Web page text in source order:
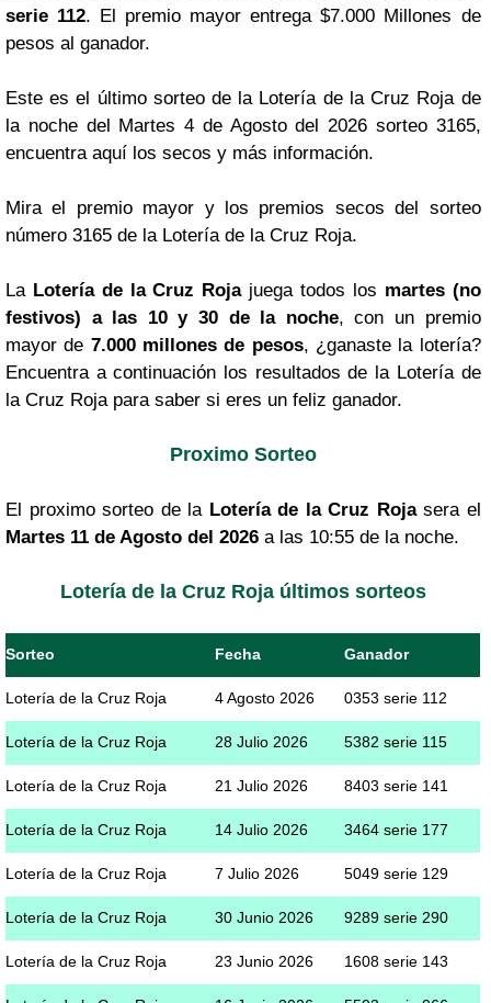
serie 112. El premio mayor entrega $7.000 Millones de
pesos al ganador.
Este es el último sorteo de la Lotería de la Cruz Roja de
la noche del Martes 4 de Agosto del 2026 sorteo 3165,
encuentra aquí los secos y más información.
Mira el premio mayor y los premios secos del sorteo
número 3165 de la Lotería de la Cruz Roja.
La Lotería de la Cruz Rojajuega todos los martes (no
festivos) a las 10 y 30 de la noche, con un premio
mayor de 7.000 millones de pesos, ¿ganaste la lotería?
Encuentra a continuación los resultados de la Lotería de
la Cruz Roja para saber si eres un feliz ganador.
Proximo Sorteo
El proximo sorteo de la Lotería de la Cruz Rojasera el
Martes 11 de Agosto del 2026 a las 10:55 de la noche.
Lotería de la Cruz Roja últimos sorteos
Sorteo Fecha Ganador
Lotería de la Cruz Roja 4 Agosto 2026 0353 serie 112
Lotería de la Cruz Roja 28 Julio 2026 5382 serie 115
Lotería de la Cruz Roja 21 Julio 2026 8403 serie 141
Lotería de la Cruz Roja 14 Julio 2026 3464 serie 177
Lotería de la Cruz Roja 7 Julio 2026 5049 serie 129
Lotería de la Cruz Roja 30 Junio 2026 9289 serie 290
Lotería de la Cruz Roja 23 Junio 2026 1608 serie 143